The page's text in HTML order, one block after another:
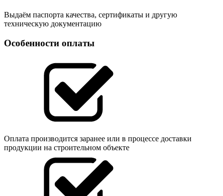
Выдаём паспорта качества, сертификаты и другую
техническую документацию
Особенности оплаты
Оплата производится заранее или в процессе доставки
продукции на строительном объекте